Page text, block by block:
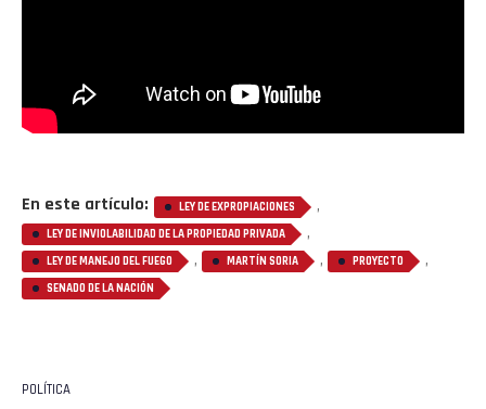
En este artículo: LEY DE EXPROPIACIONES ,
LEY DE INVIOLABILIDAD DE LA PROPIEDAD PRIVADA ,
LEY DE MANEJO DEL FUEGO , MARTÍN SORIA , PROYECTO ,
SENADO DE LA NACIÓN
POLÍTICA